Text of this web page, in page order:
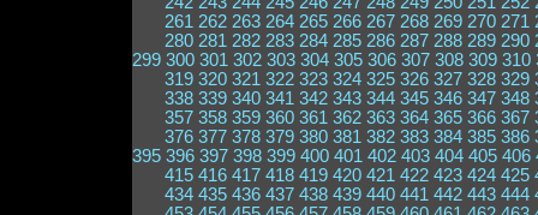
261 262 263 264 265 266 267 268 269 270 271
280 281 282 283 284 285 286 287 288 289 290
299 300 301 302 303 304 305 306 307 308 309 310
319 320 321 322 323 324 325 326 327 328 329
338 339 340 341 342 343 344 345 346 347 348
357 358 359 360 361 362 363 364 365 366 367
376 377 378 379 380 381 382 383 384 385 386
395 396 397 398 399 400 401 402 403 404 405 406
415 416 417 418 419 420 421 422 423 424 425
434 435 436 437 438 439 440 441 442 443 444